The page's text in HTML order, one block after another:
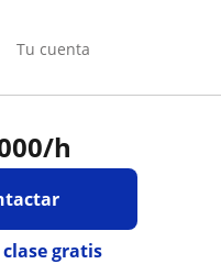
Tu cuenta
/h
gratis